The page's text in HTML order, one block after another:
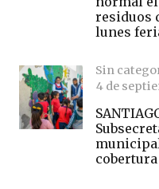
residuos
lunes
Sin
4 de